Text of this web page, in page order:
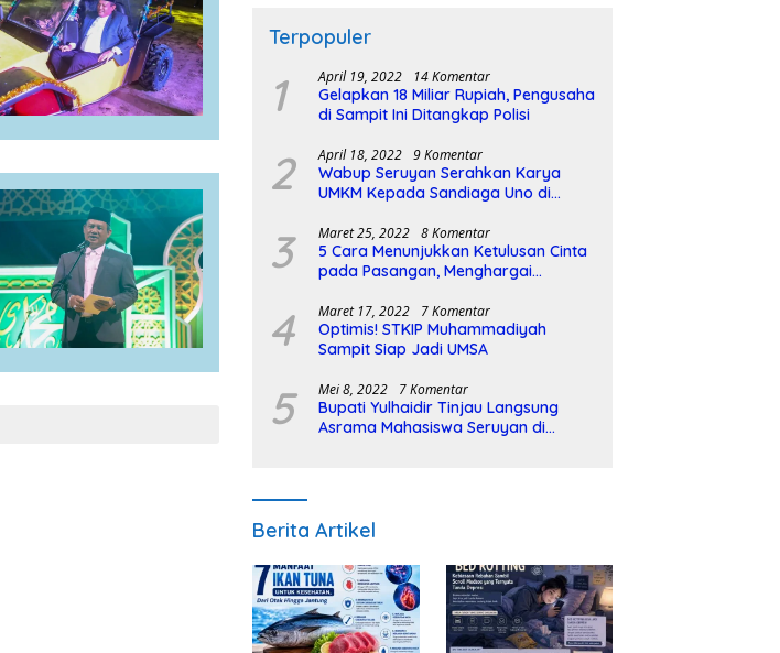
Terpopuler
1 April 19, 2022 14 Komentar
Gelapkan 18 Miliar Rupiah, Pengusaha
di Sampit Ini Ditangkap Polisi
2 April 18, 2022 9 Komentar
Wabup Seruyan Serahkan Karya
UMKM Kepada Sandiaga Uno di
3 Maret 25, 2022 8 Komentar
5 Cara Menunjukkan Ketulusan Cinta
pada Pasangan, Menghargai
4 Maret 17, 2022 7 Komentar
Optimis! STKIP Muhammadiyah
Sampit Siap Jadi UMSA
5 Mei 8, 2022 7 Komentar
Bupati Yulhaidir Tinjau Langsung
Asrama Mahasiswa Seruyan di
Berita Artikel